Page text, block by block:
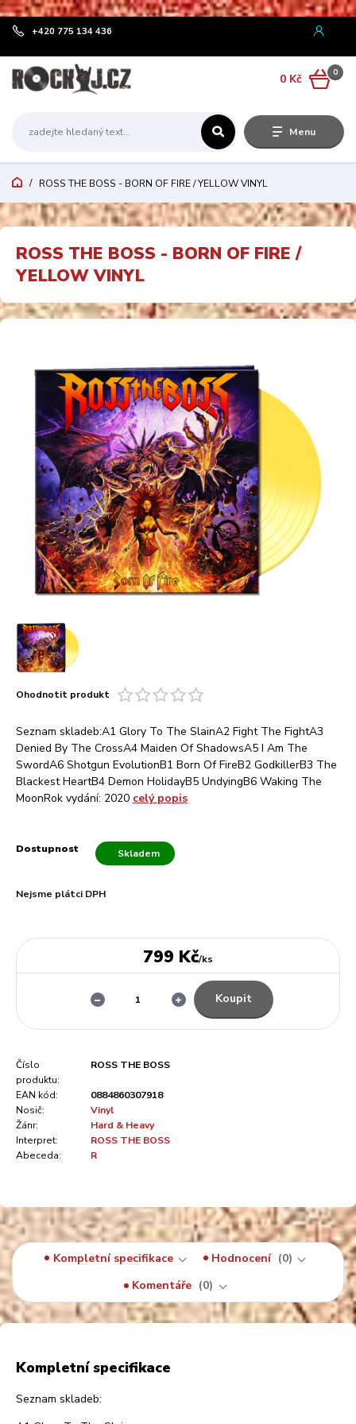
¨
Menu
+420 775 134 436
0
0 Kč
ROSS THE BOSS - BORN OF FIRE / YELLOW VINYL
ROSS THE BOSS - BORN OF FIRE /
YELLOW VINYL
Ohodnotit produkt
Seznam skladeb:A1 Glory To The SlainA2 Fight The FightA3
Denied By The CrossA4 Maiden Of ShadowsA5 I Am The
SwordA6 Shotgun EvolutionB1 Born Of FireB2 GodkillerB3 The
Blackest HeartB4 Demon HolidayB5 UndyingB6 Waking The
MoonRok vydání: 2020 celý popis
Dostupnost Skladem
Nejsme plátci DPH
799 Kč/ks
Koupit
Číslo
produktu:
ROSS THE BOSS
EAN kód:
0884860307918
Nosič:
Vinyl
Žánr:
Hard & Heavy
Interpret:
ROSS THE BOSS
Abeceda:
R
Kompletní specifikace Hodnocení
0
Komentáře
0
Kompletní specifikace
Seznam skladeb: